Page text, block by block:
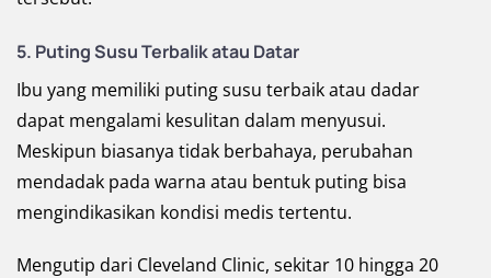
5. Puting Susu Terbalik atau Datar
Ibu yang memiliki puting susu terbaik atau dadar
dapat mengalami kesulitan dalam menyusui.
Meskipun biasanya tidak berbahaya, perubahan
mendadak pada warna atau bentuk puting bisa
mengindikasikan kondisi medis tertentu.
Mengutip dari Cleveland Clinic, sekitar 10 hingga 20